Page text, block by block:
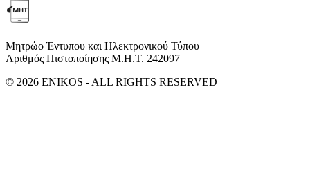
Μητρώο Έντυπου και Ηλεκτρονικού Τύπου
Αριθμός Πιστοποίησης Μ.Η.Τ. 242097
© 2026 ENIKOS - ALL RIGHTS RESERVED